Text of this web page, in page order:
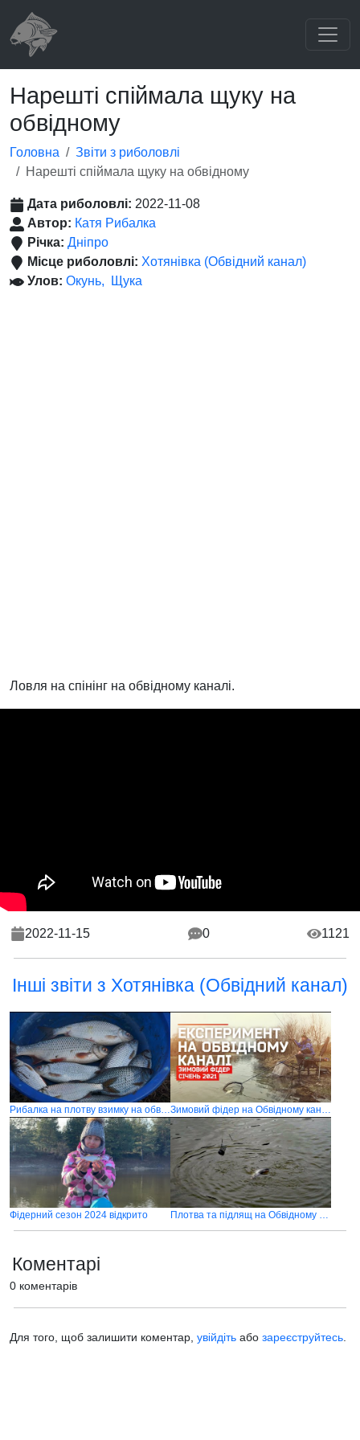
Нарешті спіймала щуку на
обвідному
Головна
Звіти з риболовлі
Нарешті спіймала щуку на обвідному
Дата риболовлі: 2022-11-08
Автор: Катя Рибалка
Річка: Дніпро
Місце риболовлі: Хотянівка (Обвідний канал)
Улов: Окунь Щука
Ловля на спінінг на обвідному каналі.
2022-11-15 0 1121
Інші звіти з Хотянівка (Обвідний канал)
Рибалка на плотву взимку на обвідному каналі Зимовий фідер на Обвідному каналі 2021
Фідерний сезон 2024 відкрито Плотва та підлящ на Обвідному каналі
Коментарі
0 коментарів
Для того, щоб залишити коментар, увійдіть або зареєструйтесь